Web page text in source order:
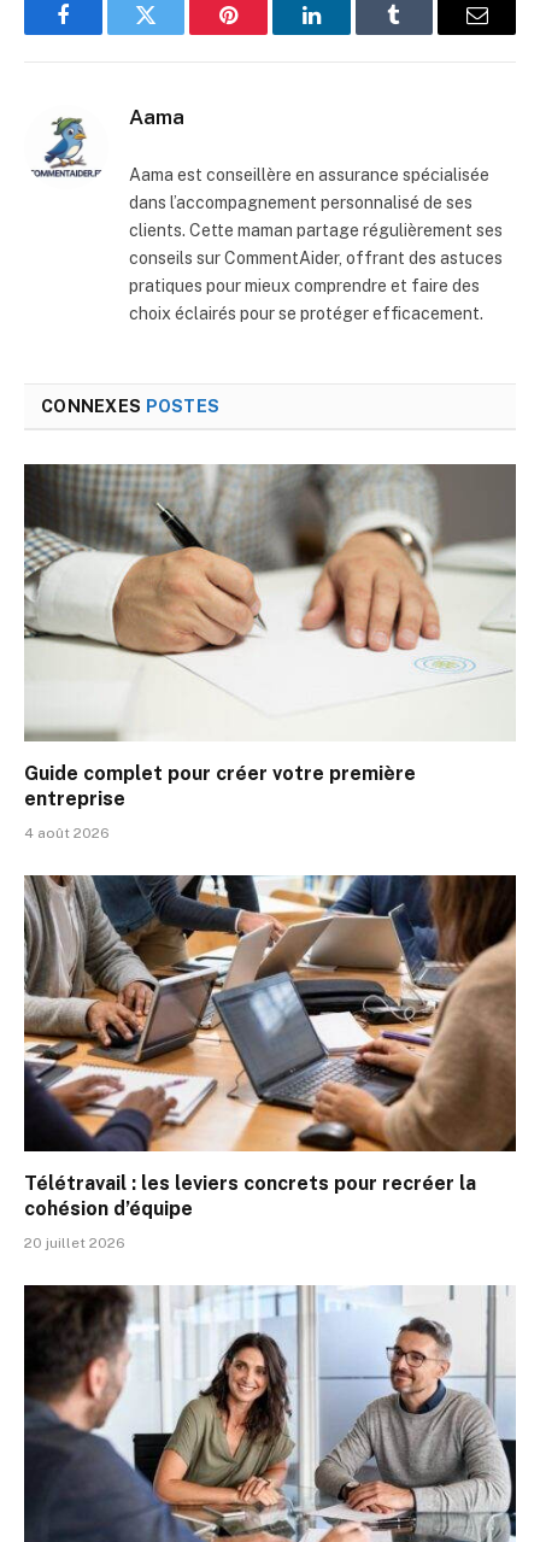
FacebookTwitter Pinterest LinkedInTumblr
E-
Aama
Aama est conseillère en assurance spécialisée
dans l’accompagnement personnalisé de ses
clients. Cette maman partage régulièrement ses
conseils sur CommentAider, offrant des astuces
pratiques pour mieux comprendre et faire des
choix éclairés pour se protéger efficacement.
CONNEXES POSTES
Guide complet pour créer votre première
entreprise
4 août 2026
Télétravail : les leviers concrets pour recréer la
cohésion d’équipe
20 juillet 2026